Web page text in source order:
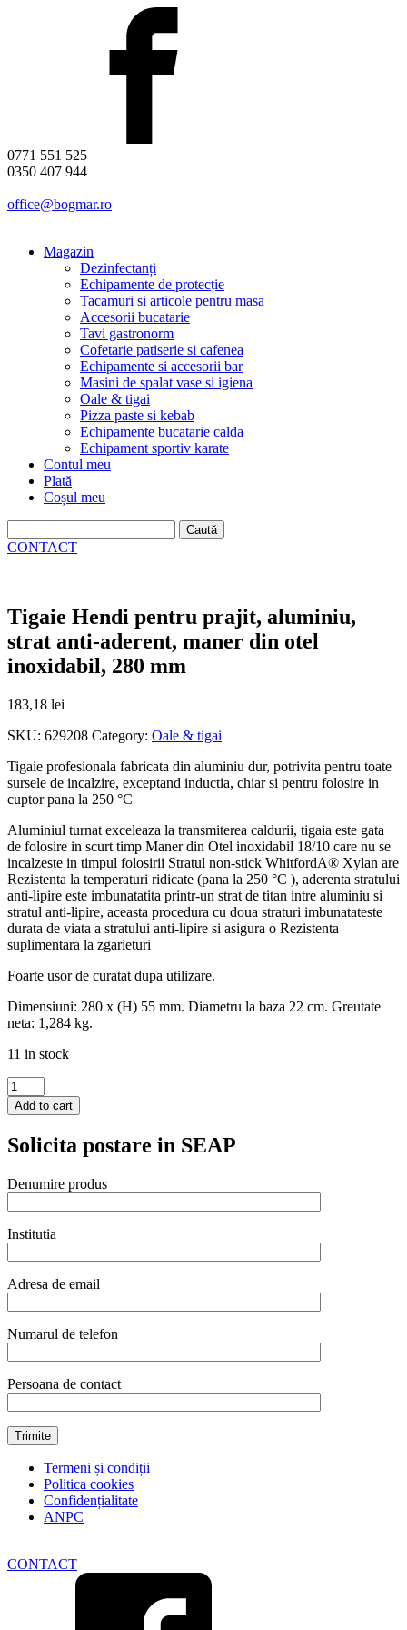
0771 551 525
0350 407 944
office@bogmar.ro
Magazin
Dezinfectanți
Echipamente de protecție
Tacamuri si articole pentru masa
Accesorii bucatarie
Tavi gastronorm
Cofetarie patiserie si cafenea
Echipamente si accesorii bar
Masini de spalat vase si igiena
Oale & tigai
Pizza paste si kebab
Echipamente bucatarie calda
Echipament sportiv karate
Contul meu
Plată
Coșul meu
după:
CONTACT
Tigaie Hendi pentru prajit, aluminiu,
strat anti-aderent, maner din otel
inoxidabil, 280 mm
183,18 lei
SKU: 629208 Category: Oale & tigai
Tigaie profesionala fabricata din aluminiu dur, potrivita pentru toate
sursele de incalzire, exceptand inductia, chiar si pentru folosire in
cuptor pana la 250 °C
Aluminiul turnat exceleaza la transmiterea caldurii, tigaia este gata
de folosire in scurt timp Maner din Otel inoxidabil 18/10 care nu se
incalzeste in timpul folosirii Stratul non-stick WhitfordA® Xylan are
Rezistenta la temperaturi ridicate (pana la 250 °C ), aderenta stratului
anti-lipire este imbunatatita printr-un strat de titan intre aluminiu si
stratul anti-lipire, aceasta procedura cu doua straturi imbunatateste
durata de viata a stratului anti-lipire si asigura o Rezistenta
suplimentara la zgarieturi
Foarte usor de curatat dupa utilizare.
Dimensiuni: 280 x (H) 55 mm. Diametru la baza 22 cm. Greutate
neta: 1,284 kg.
11 in stock
Tigaie
Hendi
pentru
aluminiu,
anti-
aderent,
maner
din
otel
inoxidabil,
280
mm
quantity
Add to cart
Solicita postare in SEAP
Denumire produs
Institutia
Adresa de email
Numarul de telefon
Persoana de contact
Termeni și condiții
Politica cookies
Confidențialitate
ANPC
CONTACT